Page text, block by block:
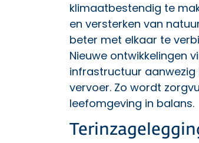
klimaatbestendig te
en versterken van
beter met elkaar te
Nieuwe ontwikkelingen
infrastructuur aanwezig
vervoer. Zo wordt
leefomgeving in balans.